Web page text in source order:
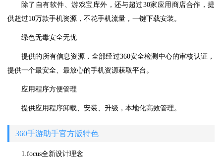
除了自有软件、游戏宝库外，还与超过30家应用商店合作，提
供超过10万款手机资源，不花手机流量，一键下载安装。
绿色无毒安全无忧
提供的所有信息资源，全部经过360安全检测中心的审核认证，
提供一个最安全、最放心的手机资源获取平台。
应用程序方便管理
提供应用程序卸载、安装、升级，本地化高效管理。
360手游助手官方版特色
1.focus全新设计理念